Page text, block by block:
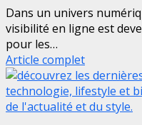
Dans un univers
visibilité en ligne est
pour les…
Article complet